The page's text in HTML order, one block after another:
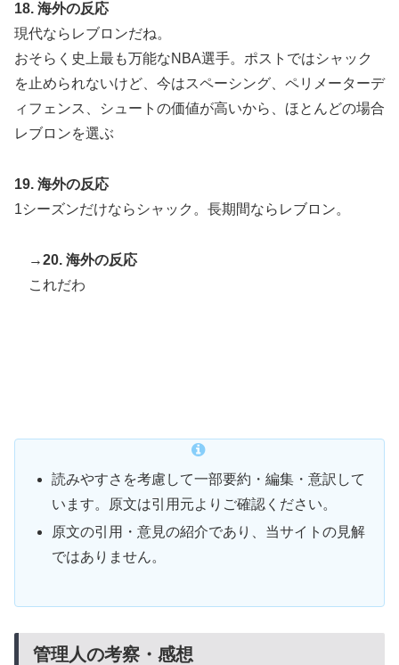
18. 海外の反応
現代ならレブロンだね。
おそらく史上最も万能なNBA選手。ポストではシャック
を止められないけど、今はスペーシング、ペリメーターデ
ィフェンス、シュートの価値が高いから、ほとんどの場合
レブロンを選ぶ
19. 海外の反応
1シーズンだけならシャック。長期間ならレブロン。
→20. 海外の反応
これだわ
読みやすさを考慮して一部要約・編集・意訳して
います。原文は引用元よりご確認ください。
原文の引用・意見の紹介であり、当サイトの見解
ではありません。
管理人の考察・感想